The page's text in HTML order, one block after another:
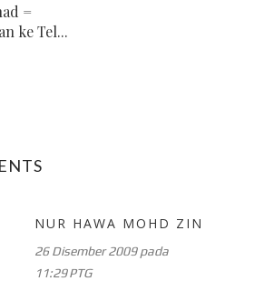
=
ke Tel...
NUR HAWA MOHD ZIN
26 Disember 2009 pada
11:29 PTG